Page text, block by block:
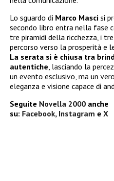
Lo sguardo di Marco Masci si
secondo libro entra nella fase
tre piramidi della ricchezza, i
percorso verso la prosperità e
La serata si è chiusa tra
autentiche , lasciando la
un evento esclusivo, ma un
eleganza e visione capace di
Seguite Novella 2000 anche
su: Facebook, Instagram e X